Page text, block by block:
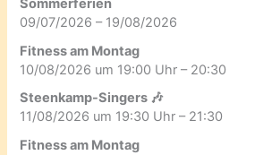
09/07/2026 – 19/08/2026
Fitness am Montag
10/08/2026 um 19:00 Uhr – 20:30
Steenkamp-Singers 🎶
11/08/2026 um 19:30 Uhr – 21:30
Fitness am Montag